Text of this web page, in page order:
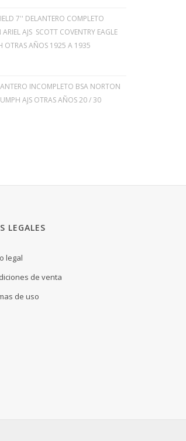
7'' DELANTERO COMPLETO
AJS SCOTT COVENTRY EAGLE
OTRAS AÑOS 1925 A 1935
INCOMPLETO BSA NORTON
AJS OTRAS AÑOS 20 / 30
LEGALES
legal
de venta
de uso